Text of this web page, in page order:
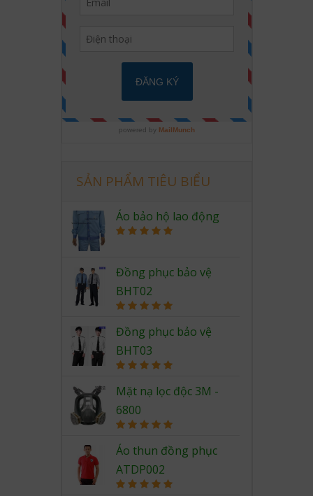
SẢN PHẨM TIÊU BIỂU
Áo bảo hộ lao động
Đồng phục bảo vệ
BHT02
out of 5
Đồng phục bảo vệ
BHT03
out of 5
Mặt nạ lọc độc 3M -
6800
out of 5
Áo thun đồng phục
ATDP002